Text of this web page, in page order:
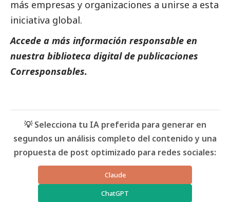
más empresas y organizaciones a unirse a esta
iniciativa global.
Accede a más información responsable en
nuestra biblioteca digital de publicaciones
Corresponsables.
💡 Selecciona tu IA preferida para generar en
segundos un análisis completo del contenido y una
propuesta de post optimizado para redes sociales:
Claude
ChatGPT